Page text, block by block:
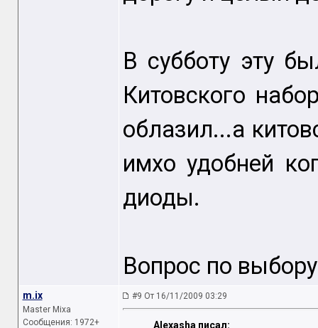
В субботу эту
Китовского
облазил...а
имхо удобней
диоды.
Вопрос по
m.ix
Master Mixa
Сообщения: 1972+
#9 От 16/11/2009 03:29
Alexasha писал: